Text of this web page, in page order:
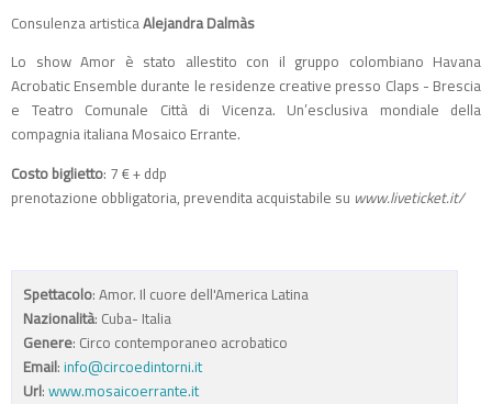
Consulenza artisticaAlejandra Dalmàs
Lo show Amor è stato allestito con il gruppo colombiano Havana
Acrobatic Ensemble durante le residenze creative presso Claps - Brescia
e Teatro Comunale Città di Vicenza. Un’esclusiva mondiale della
compagnia italiana Mosaico Errante.
Costo biglietto: 7 € + ddp
prenotazione obbligatoria, prevendita acquistabile su www.liveticket.it/
Spettacolo: Amor. Il cuore dell'America Latina
Nazionalità: Cuba- Italia
Genere: Circo contemporaneo acrobatico
Email: info@circoedintorni.it
Url: www.mosaicoerrante.it